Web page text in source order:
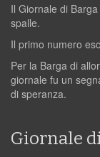
Il Giornale di
spalle.
Il primo numero
Per la Barga di
giornale fu un
di speranza.
Giornale